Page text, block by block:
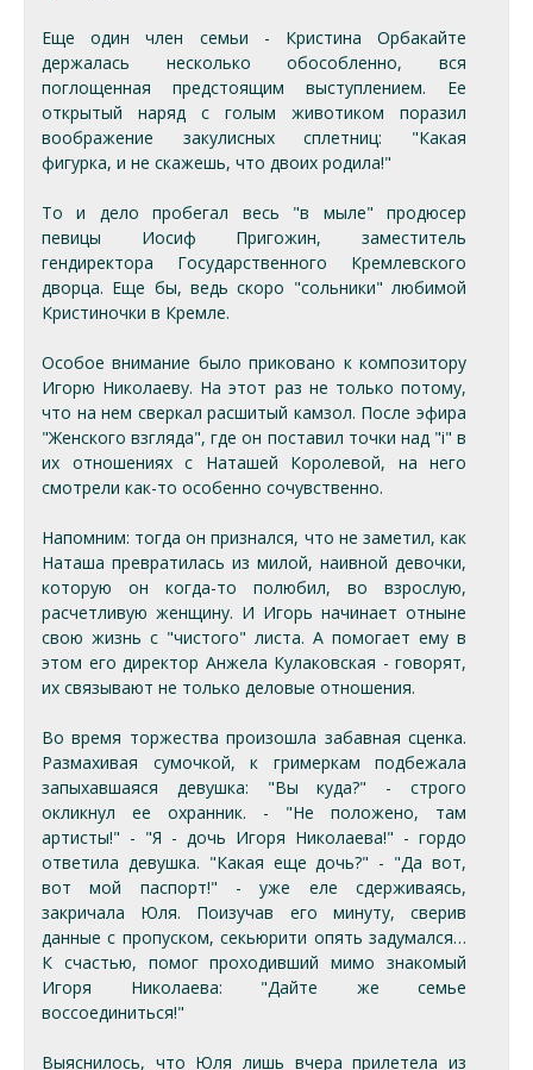
Еще один член семьи - Кристина Орбакайте
держалась несколько обособленно, вся
поглощенная предстоящим выступлением. Ее
открытый наряд с голым животиком поразил
воображение закулисных сплетниц: "Какая
фигурка, и не скажешь, что двоих родила!"
То и дело пробегал весь "в мыле" продюсер
певицы Иосиф Пригожин, заместитель
гендиректора Государственного Кремлевского
дворца. Еще бы, ведь скоро "сольники" любимой
Кристиночки в Кремле.
Особое внимание было приковано к композитору
Игорю Николаеву. На этот раз не только потому,
что на нем сверкал расшитый камзол. После эфира
"Женского взгляда", где он поставил точки над "i" в
их отношениях с Наташей Королевой, на него
смотрели как-то особенно сочувственно.
Напомним: тогда он признался, что не заметил, как
Наташа превратилась из милой, наивной девочки,
которую он когда-то полюбил, во взрослую,
расчетливую женщину. И Игорь начинает отныне
свою жизнь с "чистого" листа. А помогает ему в
этом его директор Анжела Кулаковская - говорят,
их связывают не только деловые отношения.
Во время торжества произошла забавная сценка.
Размахивая сумочкой, к гримеркам подбежала
запыхавшаяся девушка: "Вы куда?" - строго
окликнул ее охранник. - "Не положено, там
артисты!" - "Я - дочь Игоря Николаева!" - гордо
ответила девушка. "Какая еще дочь?" - "Да вот,
вот мой паспорт!" - уже еле сдерживаясь,
закричала Юля. Поизучав его минуту, сверив
данные с пропуском, секьюрити опять задумался…
К счастью, помог проходивший мимо знакомый
Игоря Николаева: "Дайте же семье
воссоединиться!"
Выяснилось, что Юля лишь вчера прилетела из